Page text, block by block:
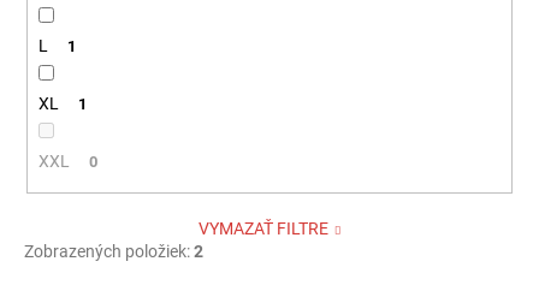
L 1
XL 1
XXL 0
VYMAZAŤ FILTRE
Zobrazených položiek:2